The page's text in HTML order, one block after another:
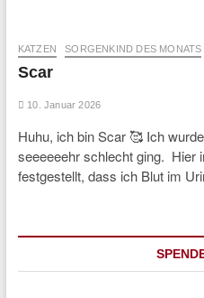
KATZEN SORGENKIND DES MONATS
Scar
10. Januar 2026
Huhu, ich bin Scar 🥰 Ich
seeeeeehr schlecht ging. Hier
festgestellt, dass ich Blut im